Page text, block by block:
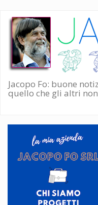
Salta
contenuto
principale
Jacopo Fo: buone
quello che gli altri